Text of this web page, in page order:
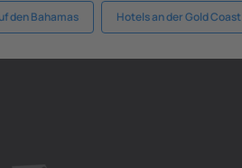
den Bahamas Hotels an der Gold Coast